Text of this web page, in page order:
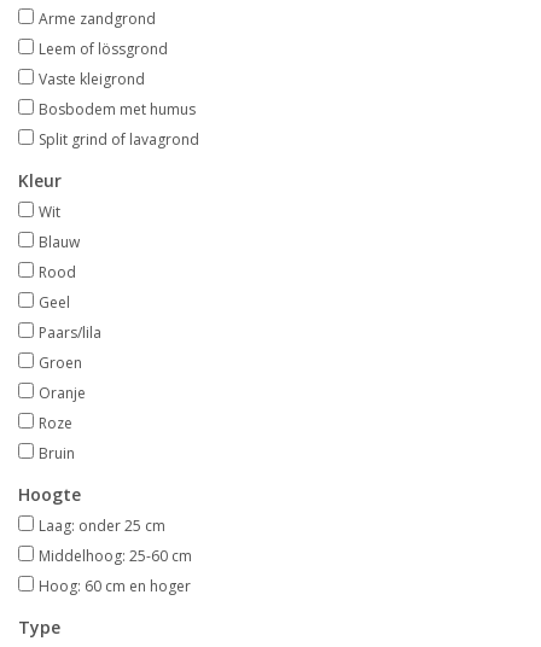
Sterke Bollen Dagen
Nieuws
Arme zandgrond
Leem of lössgrond
Vaste kleigrond
Bosbodem met humus
Split grind of lavagrond
Kleur
Wit
Blauw
Rood
Geel
Paars/lila
Groen
Oranje
Roze
Bruin
Hoogte
Laag: onder 25 cm
Middelhoog: 25-60 cm
Hoog: 60 cm en hoger
Type